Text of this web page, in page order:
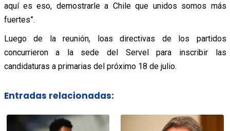
aquí es eso, demostrarle a Chile que unidos somos más
fuertes”.
Luego de la reunión, loas directivas de los partidos
concurrieron a la sede del Servel para inscribir las
candidaturas a primarias del próximo 18 de julio.
Entradas relacionadas: